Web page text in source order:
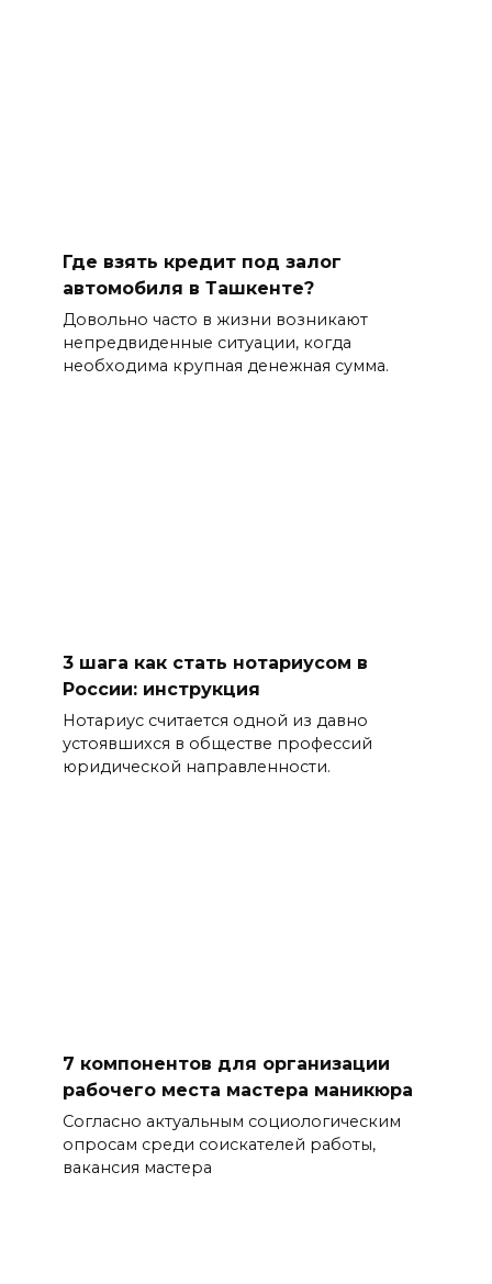
Где взять кредит под залог
автомобиля в Ташкенте?
Довольно часто в жизни возникают
непредвиденные ситуации, когда
необходима крупная денежная сумма.
3 шага как стать нотариусом в
России: инструкция
Нотариус считается одной из давно
устоявшихся в обществе профессий
юридической направленности.
7 компонентов для организации
рабочего места мастера маникюра
Согласно актуальным социологическим
опросам среди соискателей работы,
вакансия мастера